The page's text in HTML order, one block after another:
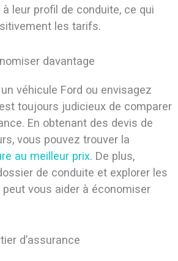
leur profil de conduite, ce qui
les tarifs.
davantage
véhicule Ford ou envisagez
toujours judicieux de comparer
En obtenant des devis de
vous pouvez trouver la
au meilleur prix. De plus,
de conduite et explorer les
vous aider à économiser
d’assurance